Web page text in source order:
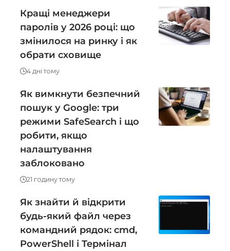
Кращі менеджери
паролів у 2026 році: що
змінилося на ринку і як
обрати сховище
4 дні тому
Як вимкнути безпечний
пошук у Google: три
режими SafeSearch і що
робити, якщо
налаштування
заблоковано
21 годину тому
Як знайти й відкрити
будь-який файл через
командний рядок: cmd,
PowerShell і Термінал